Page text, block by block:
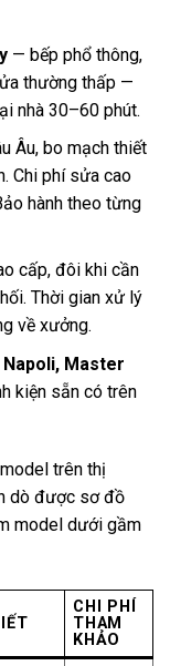
— bếp phổ thông,
thường thấp —
nhà 30–60 phút.
Âu, bo mạch thiết
Chi phí sửa cao
hành theo từng
cấp, đôi khi cần
Thời gian xử lý
về xưởng.
Master
kiện sẵn có trên
trên thị
dò được sơ đồ
model dưới gầm
CHI PHÍ
THAM
KHẢO